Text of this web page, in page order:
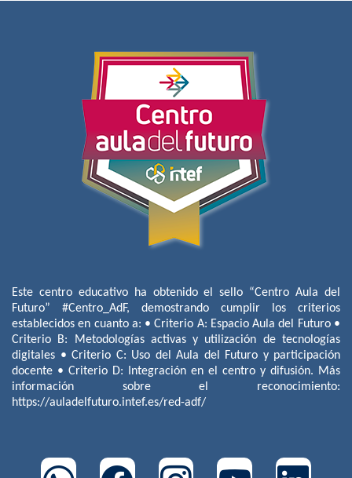
Este centro educativo ha obtenido el sello “Centro Aula del
Futuro” #Centro_AdF, demostrando cumplir los criterios
establecidos en cuanto a: • Criterio A: Espacio Aula del Futuro •
Criterio B: Metodologías activas y utilización de tecnologías
digitales • Criterio C: Uso del Aula del Futuro y participación
docente • Criterio D: Integración en el centro y difusión. Más
información sobre el reconocimiento:
https://auladelfuturo.intef.es/red-adf/